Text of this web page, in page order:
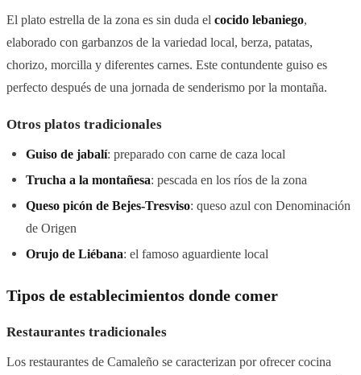
El plato estrella de la zona es sin duda el cocido lebaniego,
elaborado con garbanzos de la variedad local, berza, patatas,
chorizo, morcilla y diferentes carnes. Este contundente guiso es
perfecto después de una jornada de senderismo por la montaña.
Otros platos tradicionales
Guiso de jabalí: preparado con carne de caza local
Trucha a la montañesa: pescada en los ríos de la zona
Queso picón de Bejes-Tresviso: queso azul con Denominación
de Origen
Orujo de Liébana: el famoso aguardiente local
Tipos de establecimientos donde comer
Restaurantes tradicionales
Los restaurantes de Camaleño se caracterizan por ofrecer cocina